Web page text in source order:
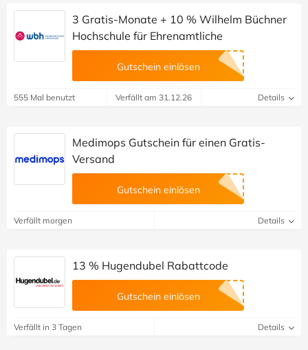
3 Gratis-Monate + 10 % Wilhelm Büchner
Hochschule für Ehrenamtliche
Gutschein einlösen
555 Mal benutzt Verfällt am 31.12.26 Details
Medimops Gutschein für einen Gratis-
Versand
Gutschein einlösen
Verfällt morgen Details
13 % Hugendubel Rabattcode
Gutschein einlösen
Verfällt in 3 Tagen Details